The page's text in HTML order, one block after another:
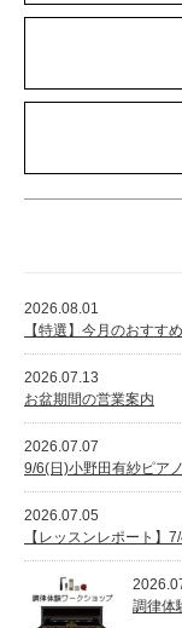
2026.08.01
【特選】今月のおすす
2026.07.13
お盆期間の営業案内
2026.07.07
9/6(日)小野田有紗ピア
2026.07.05
【レッスンレポート】
調律体